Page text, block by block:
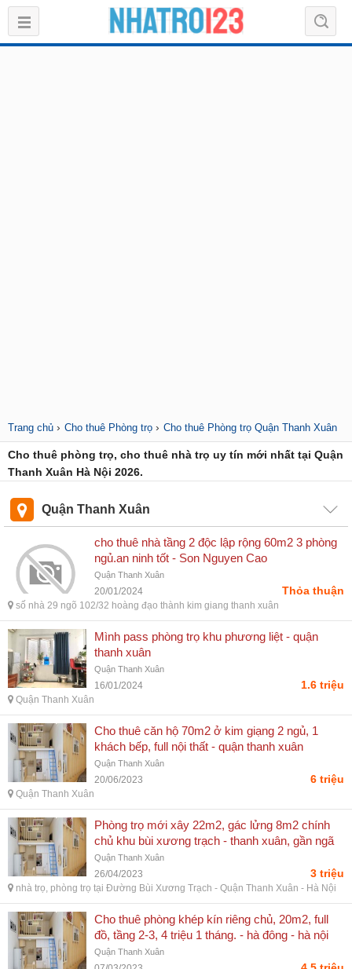
Trang chủ › Cho thuê Phòng trọ › Cho thuê Phòng trọ Quận Thanh Xuân
Cho thuê phòng trọ, cho thuê nhà trọ uy tín mới nhất tại Quận
Thanh Xuân Hà Nội 2026.
Quận Thanh Xuân
cho thuê nhà tầng 2 độc lập rộng 60m2 3 phòng
ngủ.an ninh tốt - Son Nguyen Cao
Quận Thanh Xuân
20/01/2024 Thỏa thuận
số nhà 29 ngõ 102/32 hoàng đạo thành kim giang thanh xuân
Mình pass phòng trọ khu phương liệt - quận
thanh xuân
Quận Thanh Xuân
16/01/2024 1.6 triệu
Quận Thanh Xuân
Cho thuê căn hộ 70m2 ở kim giạng 2 ngủ, 1
khách bếp, full nội thất - quận thanh xuân
Quận Thanh Xuân
20/06/2023 6 triệu
Quận Thanh Xuân
Phòng trọ mới xây 22m2, gác lửng 8m2 chính
chủ khu bùi xương trạch - thanh xuân, gần ngã
tư sở - số 9, ngách 77/10 bùi xương trạch
Quận Thanh Xuân
26/04/2023 3 triệu
nhà trọ, phòng trọ tại Đường Bùi Xương Trạch - Quận Thanh Xuân - Hà Nội
Cho thuê phòng khép kín riêng chủ, 20m2, full
đồ, tầng 2-3, 4 triệu 1 tháng. - hà đông - hà nội
Quận Thanh Xuân